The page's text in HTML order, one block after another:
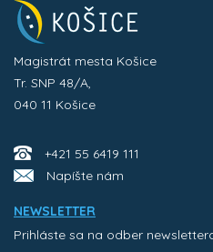
Magistrát mesta Košice
Tr. SNP 48/A,
040 11 Košice
+421 55 6419 111
Napíšte nám
NEWSLETTER
Prihláste sa na odber